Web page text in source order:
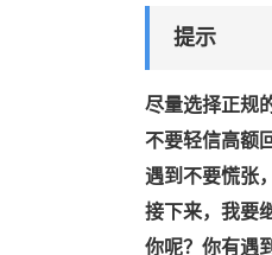
提示
尽量选择正规
不要轻信高额
遇到不要慌张
接下来，我要
你呢？你有遇